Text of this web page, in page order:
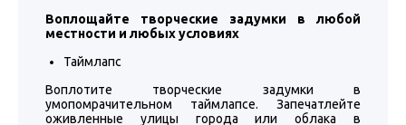
Воплощайте творческие задумки в любой
местности и любых условиях
Таймлапс
Воплотите творческие задумки в
умопомрачительном таймлапсе. Запечатлейте
оживленные улицы города или облака в